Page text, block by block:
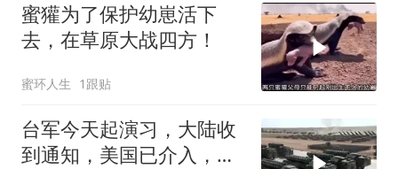
蜜獾为了保护幼崽活下
去，在草原大战四方！
蜜环人生 1跟贴
台军今天起演习，大陆收
到通知，美国已介入，日